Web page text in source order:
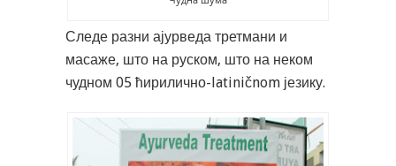
Следе разни ајурведа третмани и
масаже, што на руском, што на неком
чудном 05 ћирилично-latiničnom језику.